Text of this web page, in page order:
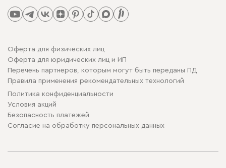
Оферта для физических лиц
Оферта для юридических лиц и ИП
Перечень партнеров, которым могут быть переданы ПД
Правила применения рекомендательных технологий
Политика конфиденциальности
Условия акций
Безопасность платежей
Cогласие на обработку персональных данных